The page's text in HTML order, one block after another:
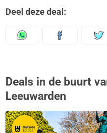
Deel deze deal:
Deals in de buurt
Leeuwarden